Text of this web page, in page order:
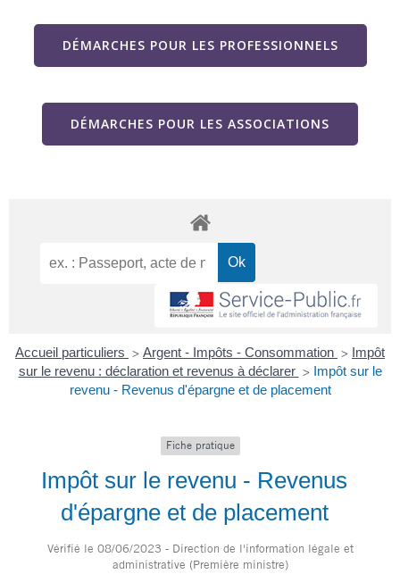
DÉMARCHES POUR LES PROFESSIONNELS
DÉMARCHES POUR LES ASSOCIATIONS
Accueil particuliers > Argent - Impôts - Consommation > Impôt
sur le revenu : déclaration et revenus à déclarer > Impôt sur le
revenu - Revenus d'épargne et de placement
Fiche pratique
Impôt sur le revenu - Revenus
d'épargne et de placement
Vérifié le 08/06/2023 - Direction de l'information légale et
administrative (Première ministre)